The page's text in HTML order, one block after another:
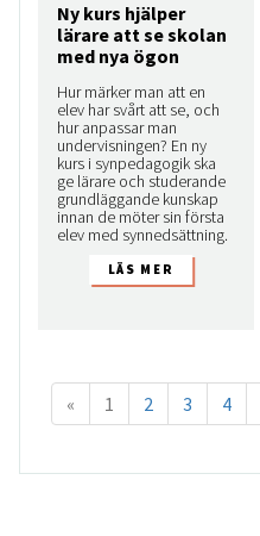
Ny kurs hjälper
lärare att se skolan
med nya ögon
Hur märker man att en
elev har svårt att se, och
hur anpassar man
undervisningen? En ny
kurs i synpedagogik ska
ge lärare och studerande
grundläggande kunskap
innan de möter sin första
elev med synnedsättning.
« 1 2 3 4